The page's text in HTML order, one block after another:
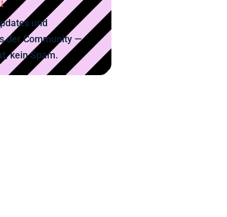
und
der Community —
kein Spam.